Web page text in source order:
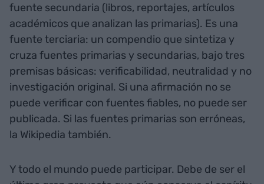
fuente secundaria (libros, reportajes, artículos
académicos que analizan las primarias). Es una
fuente terciaria: un compendio que sintetiza y
cruza fuentes primarias y secundarias, bajo tres
premisas básicas: verificabilidad, neutralidad y no
investigación original. Si una afirmación no se
puede verificar con fuentes fiables, no puede ser
publicada. Si las fuentes primarias son erróneas,
la Wikipedia también.
Y todo el mundo puede participar. Debe de ser el